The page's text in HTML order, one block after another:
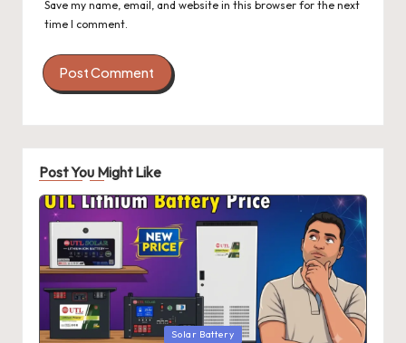
Save my name, email, and website in this browser for the next
time I comment.
Post You Might Like
Posted
Solar Battery